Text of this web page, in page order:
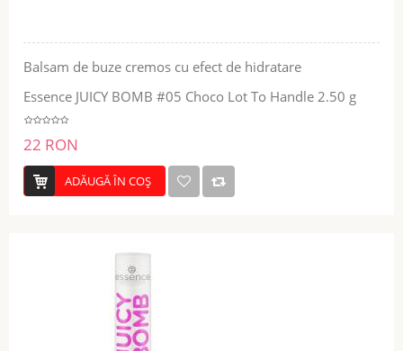
Balsam de buze cremos cu efect de hidratare
Essence JUICY BOMB #05 Choco Lot To Handle 2.50 g
22 RON
ADĂUGĂ ÎN COŞ